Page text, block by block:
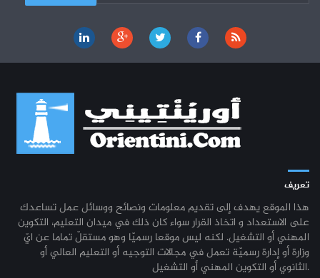
تعريف
هذا الموقع يهدف إلى تقديم معلومات ونصائح ووسائل عمل تساعدك
على الاستعداد و اتخاذ القرار سواء كان ذلك في ميدان التعليم، التكوين
المهني أو التشغيل. لكنه ليس موقعا رسميّا وهو مستقلّ تماما عن ايّ
وزارة أو إدارة رسميّة تعمل في مجالات التوجيه أو التعليم العالي أو
الثانوي أو التكوين المهني أو التشغيل.